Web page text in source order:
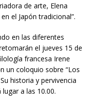
de arte, Elena
el Japón tradicional”.
en las diferentes
el jueves 15 de
francesa Irene
un coloquio sobre “Los
historia y pervivencia
a las 10.00.